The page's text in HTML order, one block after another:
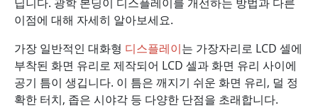
이점에 대해 자세히 알아보세요.
가장 일반적인 대화형 디스플레이는 가장자리로 LCD 셀에
부착된 화면 유리로 제작되어 LCD 셀과 화면 유리 사이에
공기 틈이 생깁니다. 이 틈은 깨지기 쉬운 화면 유리, 덜 정
확한 터치, 좁은 시야각 등 다양한 단점을 초래합니다.